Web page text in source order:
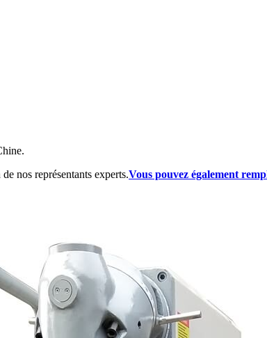
nos représentants experts.Vous pouvez également